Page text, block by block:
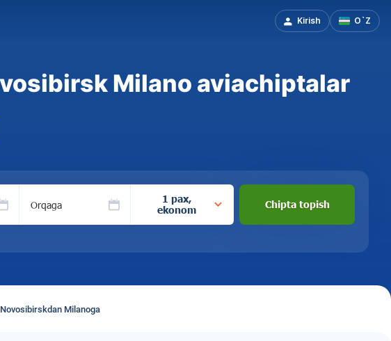
Kirish O`Z
Milano aviachiptalar
Orqaga
1 pax,
ekonom
Chipta topish
Milanoga